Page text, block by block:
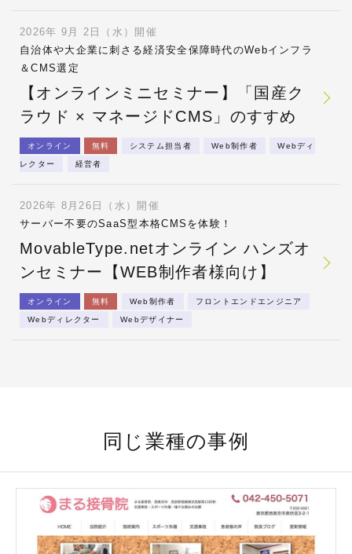
2026年 9月 2日（水）開催
自治体や大企業に刺さる経済安全保障時代のWebインフラ
＆CMS選定
【オンラインミニセミナー】「国産ク
ラウド × マネージドCMS」のすすめ
オンライン 無料 システム担当者 Web制作者 Webディ
レクター 経営者
2026年 8月26日（水）開催
サーバー不要のSaaS型本格CMSを体験！
MovableType.netオンライン ハンズオ
ンセミナー【WEB制作者様向け】
オンライン 無料 Web制作者 フロントエンドエンジニア
Webディレクター Webデザイナー
同じ業種の事例